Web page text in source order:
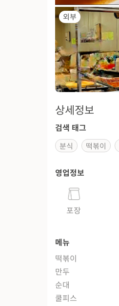
외부
상세정보
검색 태그
분식 떡볶이
영업정보
포장
메뉴
떡볶이
만두
순대
쿨피스